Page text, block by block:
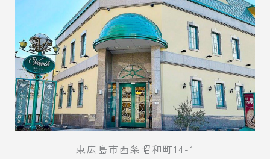
東広島市西条昭和町14-1